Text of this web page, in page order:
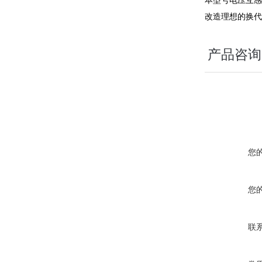
改造理想的换
产品咨询
您
您
联